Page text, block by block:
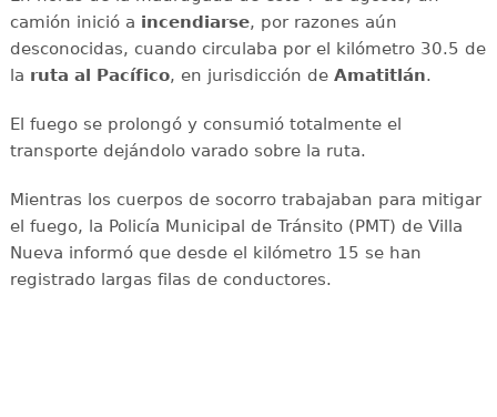
camión inició a incendiarse, por razones aún
desconocidas, cuando circulaba por el kilómetro 30.5 de
la ruta al Pacífico, en jurisdicción de Amatitlán.
El fuego se prolongó y consumió totalmente el
transporte dejándolo varado sobre la ruta.
Mientras los cuerpos de socorro trabajaban para mitigar
el fuego, la Policía Municipal de Tránsito (PMT) de Villa
Nueva informó que desde el kilómetro 15 se han
registrado largas filas de conductores.